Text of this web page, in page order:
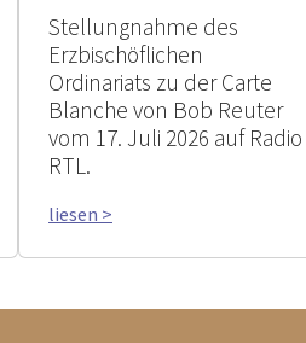
Stellungnahme des
Erzbischöflichen
Ordinariats zu der Carte
Blanche von Bob Reuter
vom 17. Juli 2026 auf Radio
RTL.
liesen >